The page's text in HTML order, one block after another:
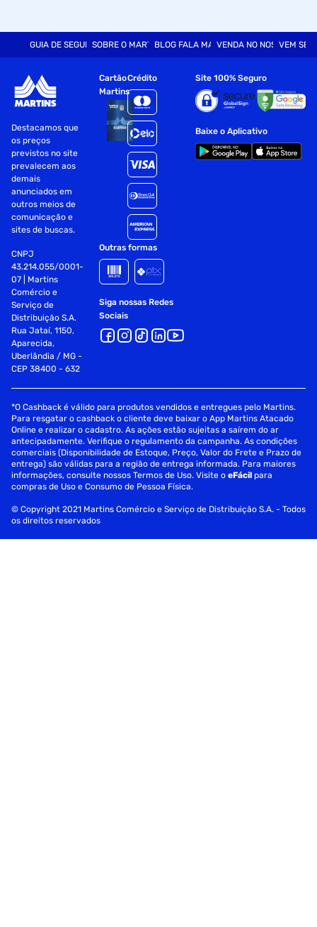
GUIA DE SEGURANÇASOBRE O MARTINSBLOG FALA MARTVENDA NO NOSSO SITE
VEM SER
Destacamos que
os preços
previstos no site
prevalecem aos
demais
anunciados em
outros meios de
comunicação e
sites de buscas.
CNPJ
43.214.055/0001-
07 | Martins
Comércio e
Serviço de
Distribuição S.A.
Rua Jataí, 1150,
Aparecida,
Uberlândia / MG -
CEP 38400 - 632
Cartão
Martins
Crédito
Outras formas
Siga nossas Redes
Sociais
Site 100% Seguro
Baixe o Aplicativo
*O Cashback é válido para produtos vendidos e entregues pelo Martins.
Para resgatar o cashback o cliente deve baixar o App Martins Atacado
Online e realizar o cadastro. As ações estão sujeitas a saírem do ar
antecipadamente. Verifique o regulamento da campanha. As condições
comerciais (Disponibilidade de Estoque, Preço, Valor do Frete e Prazo de
entrega) são válidas para a região de entrega informada. Para maiores
informações, consulte nossos Termos de Uso. Visite oeFácil para
compras de Uso e Consumo de Pessoa Física.
© Copyright 2021 Martins Comércio e Serviço de Distribuição S.A. - Todos
os direitos reservados